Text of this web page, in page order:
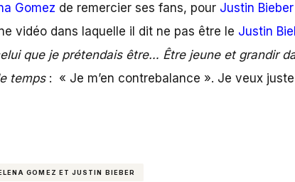
Gomez de remercier ses fans, pour Justin Bieber
vidéo dans laquelle il dit ne pas être le Justin
que je prétendais être… Être jeune et grandir
temps: « Je m’en contrebalance ». Je veux
GOMEZ ET JUSTIN BIEBER